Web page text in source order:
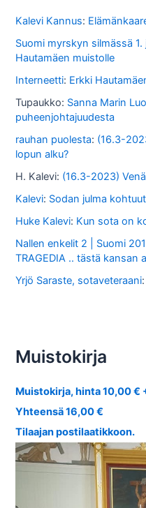
o
s
s
a
Kalevi Kannus:
Suomi myrskyn silmässä
Hautamäen muistolle
Interneetti: Erkki
Tupaukko: Sanna Marin
puheenjohtajuudesta
rauhan puolesta: (16.3-
lopun alku?
H. Kalevi: (16.3-2023)
Kalevi: Sodan julma
Huke Kalevi: Kun sota on
Nallen enkelit 2 | Suomi
TRAGEDIA .. tästä kansan
Yrjö Saraste, sotaveteraani:
Muistokirja
Muistokirja, hinta 10,00 €
Yhteensä 16,00 €
Tilaajan postilaatikkoon.